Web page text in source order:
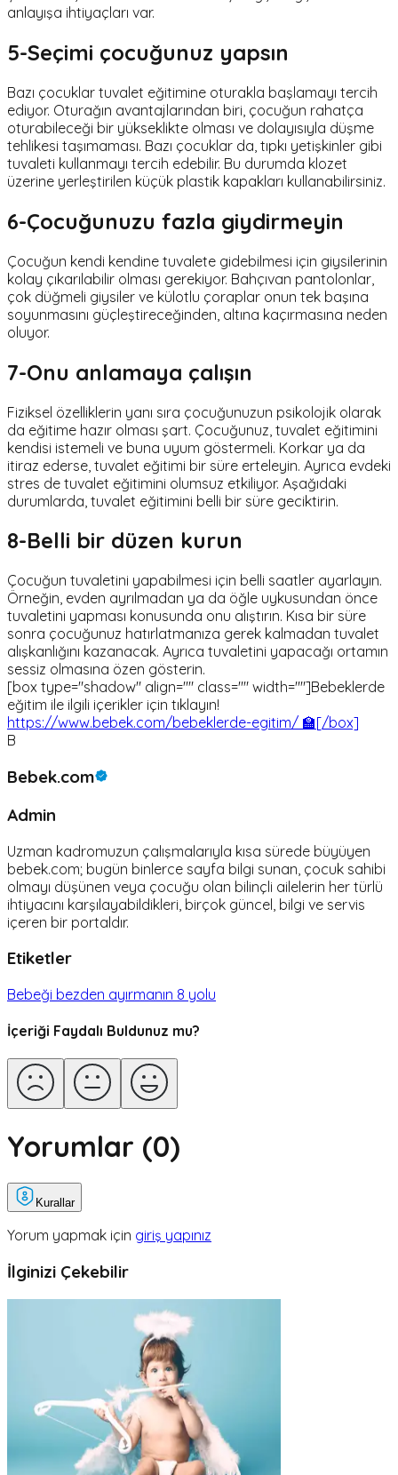
anlayışa ihtiyaçları var.
5-Seçimi çocuğunuz yapsın
Bazı çocuklar tuvalet eğitimine oturakla başlamayı tercih
ediyor. Oturağın avantajlarından biri, çocuğun rahatça
oturabileceği bir yükseklikte olması ve dolayısıyla düşme
tehlikesi taşımaması. Bazı çocuklar da, tıpkı yetişkinler gibi
tuvaleti kullanmayı tercih edebilir. Bu durumda klozet
üzerine yerleştirilen küçük plastik kapakları kullanabilirsiniz.
6-Çocuğunuzu fazla giydirmeyin
Çocuğun kendi kendine tuvalete gidebilmesi için giysilerinin
kolay çıkarılabilir olması gerekiyor. Bahçıvan pantolonlar,
çok düğmeli giysiler ve külotlu çoraplar onun tek başına
soyunmasını güçleştireceğinden, altına kaçırmasına neden
oluyor.
7-Onu anlamaya çalışın
Fiziksel özelliklerin yanı sıra çocuğunuzun psikolojik olarak
da eğitime hazır olması şart. Çocuğunuz, tuvalet eğitimini
kendisi istemeli ve buna uyum göstermeli. Korkar ya da
itiraz ederse, tuvalet eğitimi bir süre erteleyin. Ayrıca evdeki
stres de tuvalet eğitimini olumsuz etkiliyor. Aşağıdaki
durumlarda, tuvalet eğitimini belli bir süre geciktirin.
8-Belli bir düzen kurun
Çocuğun tuvaletini yapabilmesi için belli saatler ayarlayın.
Örneğin, evden ayrılmadan ya da öğle uykusundan önce
tuvaletini yapması konusunda onu alıştırın. Kısa bir süre
sonra çocuğunuz hatırlatmanıza gerek kalmadan tuvalet
alışkanlığını kazanacak. Ayrıca tuvaletini yapacağı ortamın
sessiz olmasına özen gösterin.
[box type="shadow" align="" class="" width=""]Bebeklerde
eğitim ile ilgili içerikler için tıklayın!
https://www.bebek.com/bebeklerde-egitim/ 🏫[/box]
B
Bebek.com
Admin
Uzman kadromuzun çalışmalarıyla kısa sürede büyüyen
bebek.com; bugün binlerce sayfa bilgi sunan, çocuk sahibi
olmayı düşünen veya çocuğu olan bilinçli ailelerin her türlü
ihtiyacını karşılayabildikleri, birçok güncel, bilgi ve servis
içeren bir portaldır.
Etiketler
Bebeği bezden ayırmanın 8 yolu
İçeriği Faydalı Buldunuz mu?
Yorumlar (0)
Kurallar
Yorum yapmak için giriş yapınız
İlginizi Çekebilir